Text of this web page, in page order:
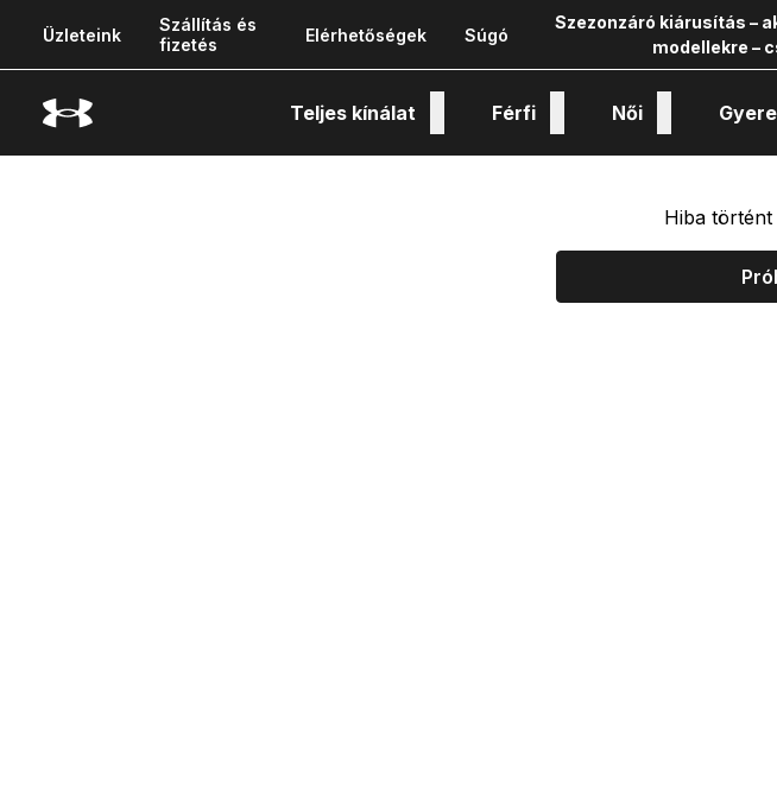
Üzleteink
Szállítás és
fizetés
Elérhetőségek Súgó
Szezonzáró kiárusítás –
modellekre –
Teljes kínálat Férfi Női
Hiba